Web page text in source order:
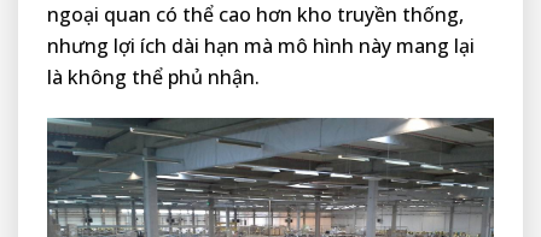
ngoại quan có thể cao hơn kho truyền thống,
nhưng lợi ích dài hạn mà mô hình này mang lại
là không thể phủ nhận.